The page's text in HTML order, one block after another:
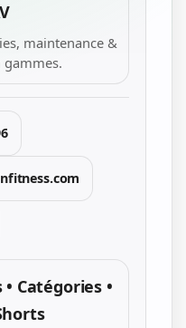
maintenance &
Catégories •